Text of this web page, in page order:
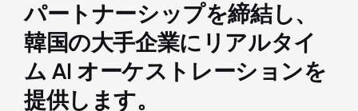
パートナーシップを締結し、
韓国の大手企業にリアルタイ
ム AI オーケストレーションを
提供します。